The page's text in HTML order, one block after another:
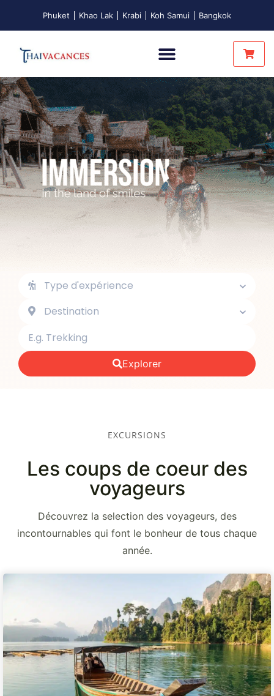
Phuket Khao Lak Krabi Koh Samui Bangkok
Type d'expérience
Destination
Explorer
EXCURSIONS
Les coups de coeur des
voyageurs
Découvrez la selection des voyageurs, des
incontournables qui font le bonheur de tous chaque
année.